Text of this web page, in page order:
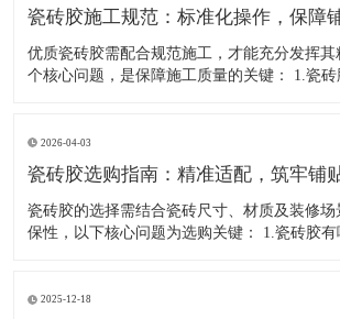
瓷砖胶施工规范：标准化操作，保障
优质瓷砖胶需配合规范施工，才能充分发挥
个核心问题，是保障施工质量的关键： 1.瓷砖
均、收缩开裂，进而降低粘结强度。大尺寸瓷
+背胶”
2026-04-03
瓷砖胶选购指南：精准适配，筑牢铺
瓷砖胶的选择需结合瓷砖尺寸、材质及装修
保性，以下核心问题为选购关键： 1.瓷砖胶有
场景，可根据具体铺贴需求选择对应类型。 2.
2025-12-18